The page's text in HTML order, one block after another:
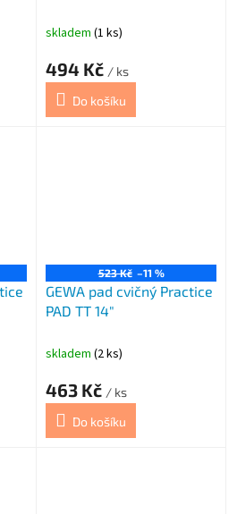
skladem (1 ks)
494 Kč / ks
Do košíku
523 Kč –11 %
GEWA pad cvičný Practice
PAD TT 14"
skladem (2 ks)
463 Kč / ks
Do košíku